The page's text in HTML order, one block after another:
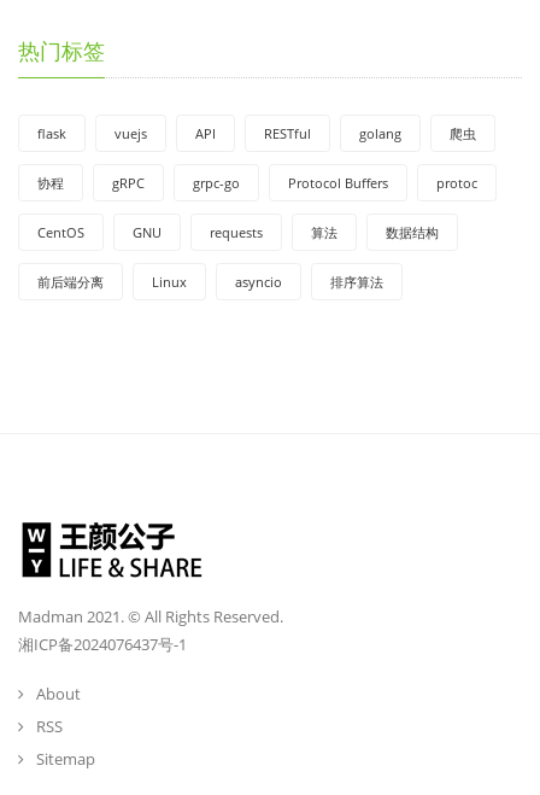
热门标签
flask vuejs API RESTful golang 爬虫
协程 gRPC grpc-go Protocol Buffers protoc
CentOS GNU requests 算法 数据结构
前后端分离 Linux asyncio 排序算法
Madman 2021. © All Rights Reserved.
湘ICP备2024076437号-1
About
RSS
Sitemap